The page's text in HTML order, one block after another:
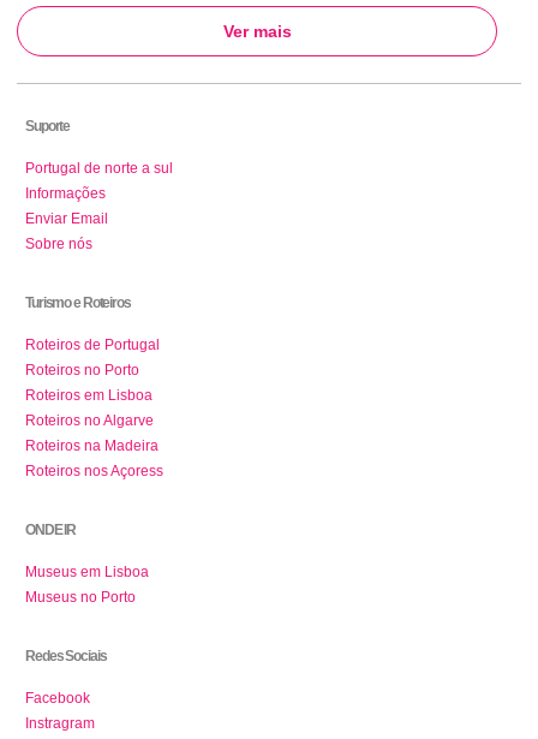
Ver mais
Suporte
Portugal de norte a sul
Informações
Enviar Email
Sobre nós
Turismo e Roteiros
Roteiros de Portugal
Roteiros no Porto
Roteiros em Lisboa
Roteiros no Algarve
Roteiros na Madeira
Roteiros nos Açoress
ONDE IR
Museus em Lisboa
Museus no Porto
Redes Sociais
Facebook
Instragram